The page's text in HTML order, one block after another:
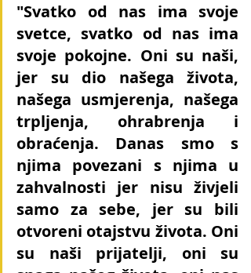
"Svatko od nas ima svoje
svetce, svatko od nas ima
svoje pokojne. Oni su naši,
jer su dio našega života,
našega usmjerenja, našega
trpljenja, ohrabrenja i
obraćenja. Danas smo s
njima povezani s njima u
zahvalnosti jer nisu živjeli
samo za sebe, jer su bili
otvoreni otajstvu života. Oni
su naši prijatelji, oni su